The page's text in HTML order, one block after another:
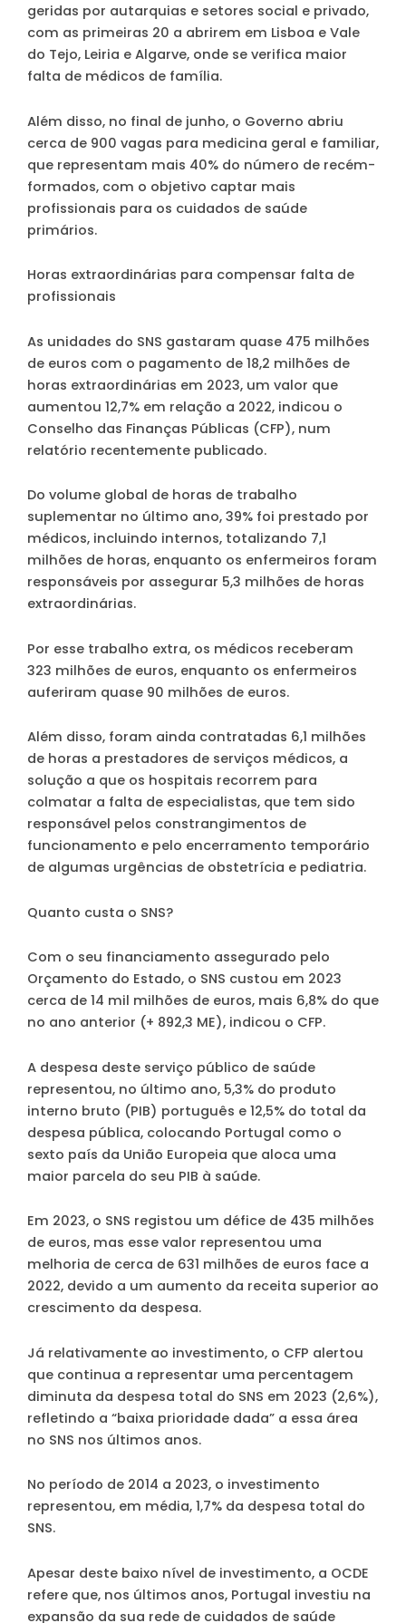
geridas por autarquias e setores social e privado,
com as primeiras 20 a abrirem em Lisboa e Vale
do Tejo, Leiria e Algarve, onde se verifica maior
falta de médicos de família.
Além disso, no final de junho, o Governo abriu
cerca de 900 vagas para medicina geral e familiar,
que representam mais 40% do número de recém-
formados, com o objetivo captar mais
profissionais para os cuidados de saúde
primários.
Horas extraordinárias para compensar falta de
profissionais
As unidades do SNS gastaram quase 475 milhões
de euros com o pagamento de 18,2 milhões de
horas extraordinárias em 2023, um valor que
aumentou 12,7% em relação a 2022, indicou o
Conselho das Finanças Públicas (CFP), num
relatório recentemente publicado.
Do volume global de horas de trabalho
suplementar no último ano, 39% foi prestado por
médicos, incluindo internos, totalizando 7,1
milhões de horas, enquanto os enfermeiros foram
responsáveis por assegurar 5,3 milhões de horas
extraordinárias.
Por esse trabalho extra, os médicos receberam
323 milhões de euros, enquanto os enfermeiros
auferiram quase 90 milhões de euros.
Além disso, foram ainda contratadas 6,1 milhões
de horas a prestadores de serviços médicos, a
solução a que os hospitais recorrem para
colmatar a falta de especialistas, que tem sido
responsável pelos constrangimentos de
funcionamento e pelo encerramento temporário
de algumas urgências de obstetrícia e pediatria.
Quanto custa o SNS?
Com o seu financiamento assegurado pelo
Orçamento do Estado, o SNS custou em 2023
cerca de 14 mil milhões de euros, mais 6,8% do que
no ano anterior (+ 892,3 ME), indicou o CFP.
A despesa deste serviço público de saúde
representou, no último ano, 5,3% do produto
interno bruto (PIB) português e 12,5% do total da
despesa pública, colocando Portugal como o
sexto país da União Europeia que aloca uma
maior parcela do seu PIB à saúde.
Em 2023, o SNS registou um défice de 435 milhões
de euros, mas esse valor representou uma
melhoria de cerca de 631 milhões de euros face a
2022, devido a um aumento da receita superior ao
crescimento da despesa.
Já relativamente ao investimento, o CFP alertou
que continua a representar uma percentagem
diminuta da despesa total do SNS em 2023 (2,6%),
refletindo a “baixa prioridade dada” a essa área
no SNS nos últimos anos.
No período de 2014 a 2023, o investimento
representou, em média, 1,7% da despesa total do
SNS.
Apesar deste baixo nível de investimento, a OCDE
refere que, nos últimos anos, Portugal investiu na
expansão da sua rede de cuidados de saúde